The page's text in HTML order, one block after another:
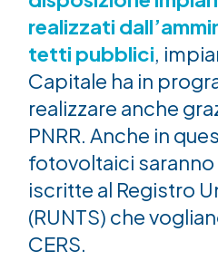
realizzati
tetti pubblici,
Capitale ha in
realizzare anche
PNRR. Anche in
fotovoltaici saranno
iscritte al Registro
(RUNTS) che
CERS.